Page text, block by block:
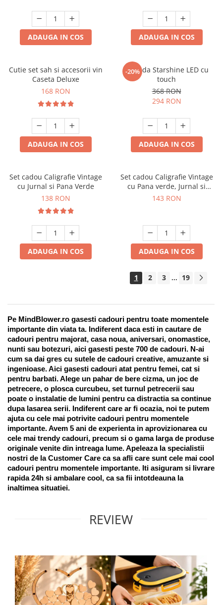
ADAUGA IN COS ADAUGA IN COS
Cutie set sah si accesorii vin
Caseta Deluxe
168 RON
ADAUGA IN COS
-20%
Oglinda Starshine LED cu
touch
368 RON
294 RON
ADAUGA IN COS
Set cadou Caligrafie Vintage
cu Jurnal si Pana Verde
138 RON
ADAUGA IN COS
Set cadou Caligrafie Vintage
cu Pana verde, Jurnal si
Suport pentru stilou, 9 piese
143 RON
ADAUGA IN COS
1 2 3 ... 19
Pe MindBlower.ro gasesti cadouri pentru toate momentele
importante din viata ta. Indiferent daca esti in cautare de
cadouri pentru majorat, casa noua, aniversari, onomastice,
nunti sau botezuri, aici gasesti peste 700 de cadouri. N-ai
cum sa dai gres cu sutele de cadouri creative, amuzante si
ingenioase. Aici gasesti cadouri atat pentru femei, cat si
pentru barbati. Alege un pahar de bere cizma, un joc de
petrecere, o plosca curcubeu, set turnul petrecerii sau
poate o instalatie de lumini pentru ca distractia sa continue
dupa lasarea serii. Indiferent care ar fi ocazia, noi te putem
ajuta cu cele mai potrivite cadouri pentru momentele
importante. Avem 5 ani de experienta in aprovizionarea cu
cele mai trendy cadouri, precum si o gama larga de produse
originale venite din intreaga lume. Apeleaza la specialistii
nostri de la Customer Care ca sa afli care sunt cele mai cool
cadouri pentru momentele importante. Iti asiguram si livrare
rapida 24h si ambalare cool, ca sa fii intotdeauna la
inaltimea situatiei.
REVIEW